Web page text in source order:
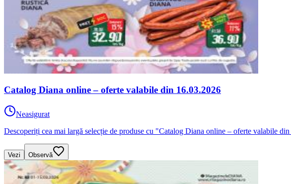
Catalog Diana online – oferte valabile din 16.03.2026
Neasigurat
Descoperiți cea mai largă selecție de produse cu "Catalog Diana online – oferte valabile
Vezi Observă